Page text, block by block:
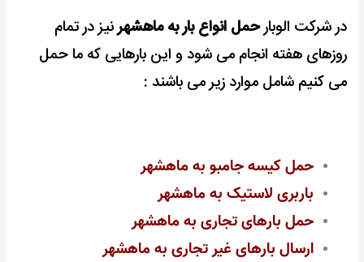
در شرکت الوبارحمل انواع بار به ماهشهرنیز در تمام
روزهای هفته انجام می شود و این بارهایی که ما حمل
می کنیم شامل موارد زیر می باشند :
حمل کیسه جامبو به ماهشهر
باربری لاستیک به ماهشهر
حمل بارهای تجاری به ماهشهر
ارسال بارهای غیر تجاری به ماهشهر